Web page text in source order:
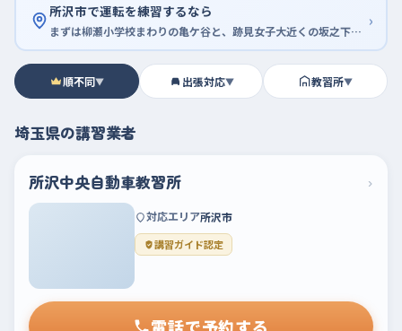
所沢市で運転を練習するなら
まずは柳瀬小学校まわりの亀ケ谷と、跡見女子大近くの坂之下から ›
順不同▼ 出張対応▼ 教習所▼
埼玉県の講習業者
所沢中央自動車教習所 ›
対応エリア所沢市
講習ガイド認定